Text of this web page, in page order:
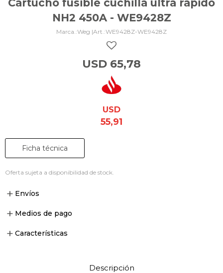
Cartucho fusible cuchilla ultra rápido
NH2 450A - WE9428Z
Weg | WE9428Z-WE9428Z
USD 65,78
USD
55,91
Ficha técnica
Oferta sujeta a disponibilidad de stock.
Envíos
Medios de pago
Características
Descripción